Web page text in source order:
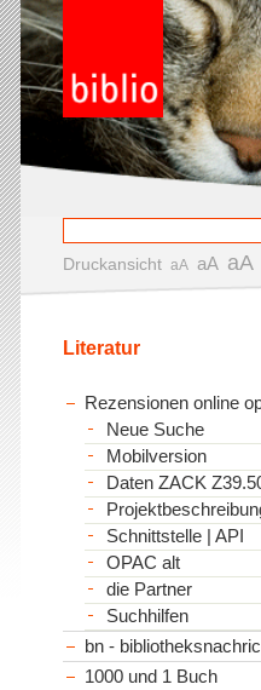
Druckansicht aA aA aA
Literatur
Rezensionen online
Neue Suche
Mobilversion
Daten ZACK
Schnittstelle | API
OPAC alt
die Partner
Suchhilfen
bn -
1000 und 1 Buch